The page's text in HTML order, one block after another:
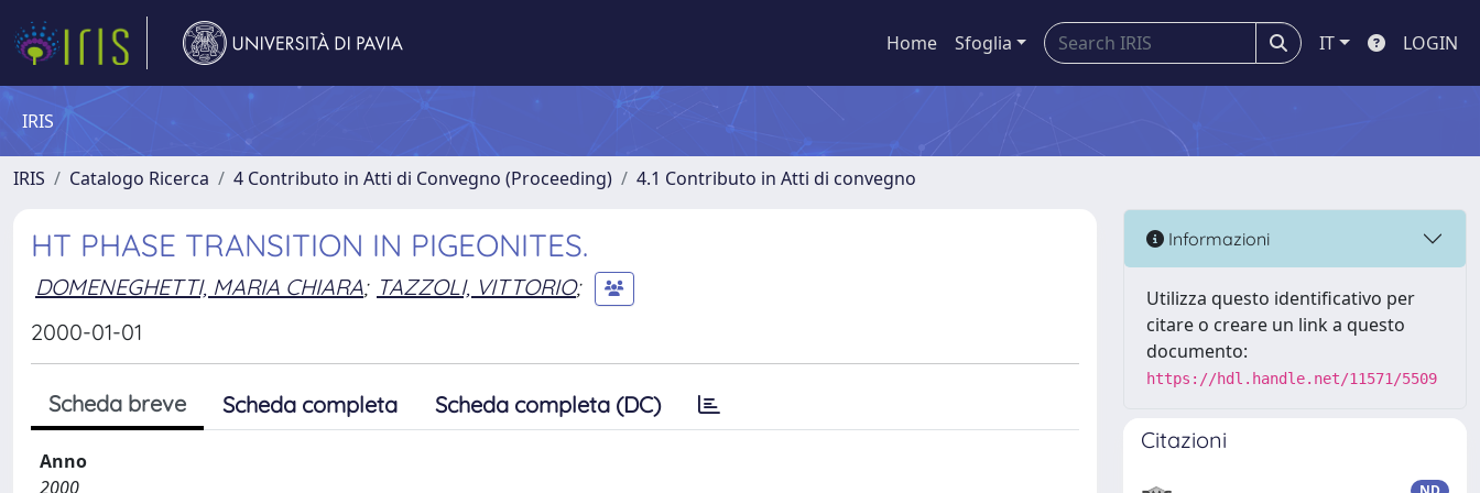
Home Sfoglia IT LOGIN
IRIS
IRIS Catalogo Ricerca 4 Contributo in Atti di Convegno (Proceeding) 4.1 Contributo in Atti di convegno
HT PHASE TRANSITION IN PIGEONITES.
DOMENEGHETTI, MARIA CHIARA; TAZZOLI, VITTORIO;
2000-01-01
Scheda breve Scheda completa Scheda completa (DC)
Anno
2000
Informazioni
Utilizza questo identificativo per
citare o creare un link a questo
documento:
https://hdl.handle.net/11571/5509
Citazioni